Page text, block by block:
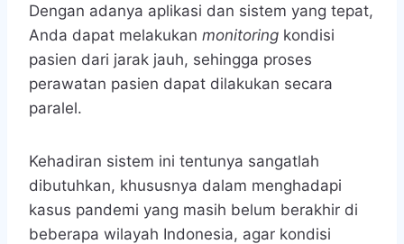
Dengan adanya aplikasi dan sistem yang tepat,
Anda dapat melakukan monitoring kondisi
pasien dari jarak jauh, sehingga proses
perawatan pasien dapat dilakukan secara
paralel.
Kehadiran sistem ini tentunya sangatlah
dibutuhkan, khususnya dalam menghadapi
kasus pandemi yang masih belum berakhir di
beberapa wilayah Indonesia, agar kondisi